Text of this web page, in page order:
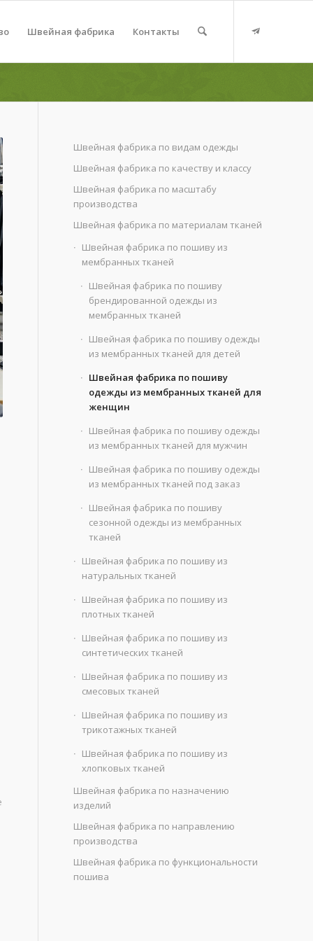
Швейная фабрика Контакты
Швейная фабрика по видам одежды
Швейная фабрика по качеству и классу
Швейная фабрика по масштабу
производства
Швейная фабрика по материалам тканей
Швейная фабрика по пошиву из
мембранных тканей
Швейная фабрика по пошиву
брендированной одежды из
мембранных тканей
Швейная фабрика по пошиву одежды
из мембранных тканей для детей
Швейная фабрика по пошиву
одежды из мембранных тканей для
женщин
Швейная фабрика по пошиву одежды
из мембранных тканей для мужчин
Швейная фабрика по пошиву одежды
из мембранных тканей под заказ
Швейная фабрика по пошиву
сезонной одежды из мембранных
тканей
Швейная фабрика по пошиву из
натуральных тканей
Швейная фабрика по пошиву из
плотных тканей
Швейная фабрика по пошиву из
синтетических тканей
Швейная фабрика по пошиву из
смесовых тканей
Швейная фабрика по пошиву из
трикотажных тканей
Швейная фабрика по пошиву из
хлопковых тканей
Швейная фабрика по назначению
изделий
Швейная фабрика по направлению
производства
Швейная фабрика по функциональности
пошива